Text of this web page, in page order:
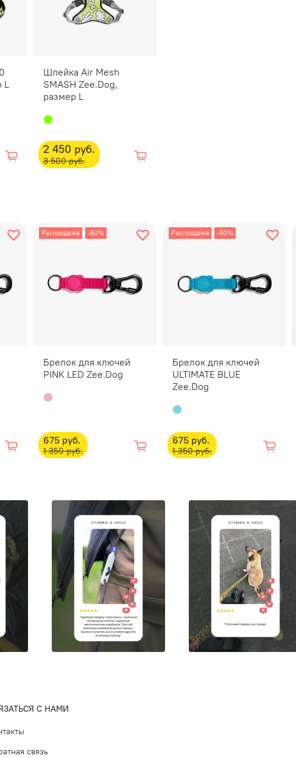
Шлейка Air Mesh
SMASH Zee.Dog,
размер L
2 450 руб.
3 500 руб.
Распродажа -50%
Брелок для ключей
PINK LED Zee.Dog
675 руб.
1 350 руб.
Распродажа -50%
Брелок для ключей
ULTIMATE BLUE
Zee.Dog
675 руб.
1 350 руб.
С НАМИ
связь